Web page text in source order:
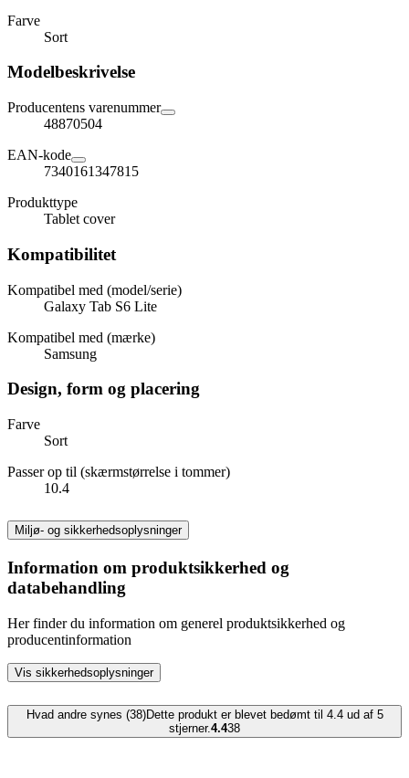
Farve
Sort
Modelbeskrivelse
Producentens varenummer
48870504
EAN-kode
7340161347815
Produkttype
Tablet cover
Kompatibilitet
Kompatibel med (model/serie)
Galaxy Tab S6 Lite
Kompatibel med (mærke)
Samsung
Design, form og placering
Farve
Sort
Passer op til (skærmstørrelse i tommer)
10.4
Miljø- og sikkerhedsoplysninger
Information om produktsikkerhed og
databehandling
Her finder du information om generel produktsikkerhed og
producentinformation
Vis sikkerhedsoplysninger
Hvad andre synes (38)Dette produkt er blevet bedømt til 4.4 ud af 5
stjerner.4.438